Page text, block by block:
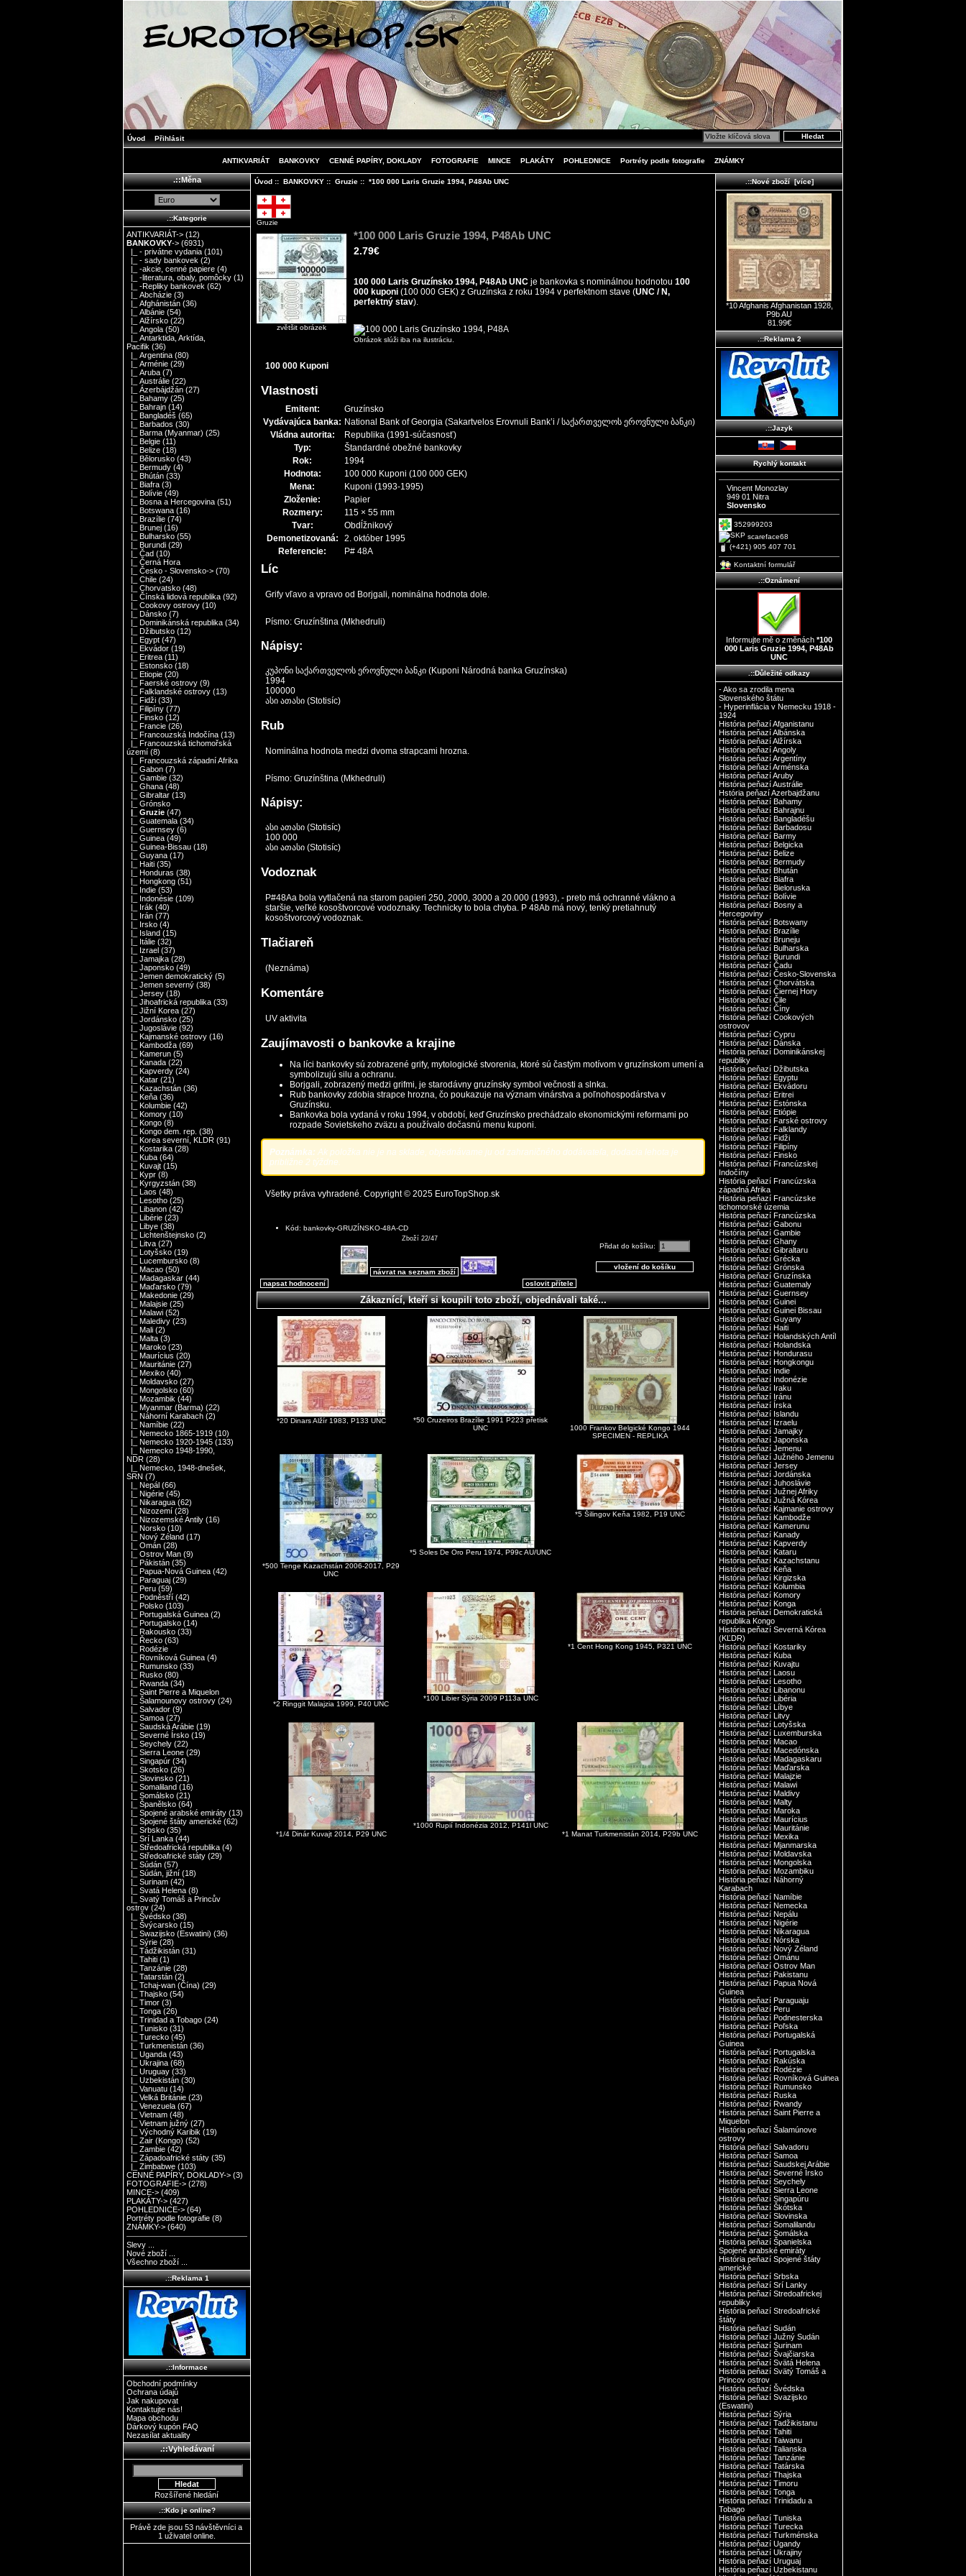
Úvod Přihlásit
ANTIKVARIÁT BANKOVKY CENNÉ PAPÍRY, DOKLADY FOTOGRAFIE MINCE PLAKÁTY POHLEDNICE Portréty podle fotografie ZNÁMKY
.::Měna
.::Kategorie
ANTIKVARIÁT-> (12)
BANKOVKY-> (6931)
|_ - privátne vydania (101)
|_ - sady bankovek (2)
|_ -akcie, cenné papiere (4)
|_ -literatura, obaly, pomôcky (1)
|_ -Repliky bankovek (62)
|_ Abcházie (3)
|_ Afghánistán (36)
|_ Albánie (54)
|_ Alžírsko (22)
|_ Angola (50)
|_ Antarktida, Arktída,
Pacifik (36)
|_ Argentina (80)
|_ Arménie (29)
|_ Aruba (7)
|_ Austrálie (22)
|_ Ázerbájdžán (27)
|_ Bahamy (25)
|_ Bahrajn (14)
|_ Bangladéš (65)
|_ Barbados (30)
|_ Barma (Myanmar) (25)
|_ Belgie (11)
|_ Belize (18)
|_ Bělorusko (43)
|_ Bermudy (4)
|_ Bhútán (33)
|_ Biafra (3)
|_ Bolívie (49)
|_ Bosna a Hercegovina (51)
|_ Botswana (16)
|_ Brazílie (74)
|_ Brunej (16)
|_ Bulharsko (55)
|_ Burundi (29)
|_ Čad (10)
|_ Černá Hora
|_ Česko - Slovensko-> (70)
|_ Chile (24)
|_ Chorvatsko (48)
|_ Čínská lidová republika (92)
|_ Cookovy ostrovy (10)
|_ Dánsko (7)
|_ Dominikánská republika (34)
|_ Džibutsko (12)
|_ Egypt (47)
|_ Ekvádor (19)
|_ Eritrea (11)
|_ Estonsko (18)
|_ Etiopie (20)
|_ Faerské ostrovy (9)
|_ Falklandské ostrovy (13)
|_ Fidži (33)
|_ Filipíny (77)
|_ Finsko (12)
|_ Francie (26)
|_ Francouzská Indočína (13)
|_ Francouzská tichomořská
území (8)
|_ Francouzská západní Afrika
|_ Gabon (7)
|_ Gambie (32)
|_ Ghana (48)
|_ Gibraltar (13)
|_ Grónsko
|_ Gruzie (47)
|_ Guatemala (34)
|_ Guernsey (6)
|_ Guinea (49)
|_ Guinea-Bissau (18)
|_ Guyana (17)
|_ Haiti (35)
|_ Honduras (38)
|_ Hongkong (51)
|_ Indie (53)
|_ Indonésie (109)
|_ Irák (40)
|_ Irán (77)
|_ Irsko (4)
|_ Island (15)
|_ Itálie (32)
|_ Izrael (37)
|_ Jamajka (28)
|_ Japonsko (49)
|_ Jemen demokratický (5)
|_ Jemen severný (38)
|_ Jersey (18)
|_ Jihoafrická republika (33)
|_ Jižní Korea (27)
|_ Jordánsko (25)
|_ Jugoslávie (92)
|_ Kajmanské ostrovy (16)
|_ Kambodža (69)
|_ Kamerun (5)
|_ Kanada (22)
|_ Kapverdy (24)
|_ Katar (21)
|_ Kazachstán (36)
|_ Keňa (36)
|_ Kolumbie (42)
|_ Komory (10)
|_ Kongo (8)
|_ Kongo dem. rep. (38)
|_ Korea severní, KLDR (91)
|_ Kostarika (28)
|_ Kuba (64)
|_ Kuvajt (15)
|_ Kypr (8)
|_ Kyrgyzstán (38)
|_ Laos (48)
|_ Lesotho (25)
|_ Libanon (42)
|_ Libérie (23)
|_ Libye (38)
|_ Lichtenštejnsko (2)
|_ Litva (27)
|_ Lotyšsko (19)
|_ Lucembursko (8)
|_ Macao (50)
|_ Madagaskar (44)
|_ Maďarsko (79)
|_ Makedonie (29)
|_ Malajsie (25)
|_ Malawi (52)
|_ Maledivy (23)
|_ Mali (2)
|_ Malta (3)
|_ Maroko (23)
|_ Maurícius (20)
|_ Mauritánie (27)
|_ Mexiko (40)
|_ Moldavsko (27)
|_ Mongolsko (60)
|_ Mozambik (44)
|_ Myanmar (Barma) (22)
|_ Náhorní Karabach (2)
|_ Namíbie (22)
|_ Nemecko 1865-1919 (10)
|_ Nemecko 1920-1945 (133)
|_ Nemecko 1948-1990,
NDR (28)
|_ Nemecko, 1948-dnešek,
SRN (7)
|_ Nepál (66)
|_ Nigérie (45)
|_ Nikaragua (62)
|_ Nizozemí (28)
|_ Nizozemské Antily (16)
|_ Norsko (10)
|_ Nový Zéland (17)
|_ Omán (28)
|_ Ostrov Man (9)
|_ Pákistán (35)
|_ Papua-Nová Guinea (42)
|_ Paraguaj (29)
|_ Peru (59)
|_ Podněstří (42)
|_ Polsko (103)
|_ Portugalská Guinea (2)
|_ Portugalsko (14)
|_ Rakousko (33)
|_ Řecko (63)
|_ Rodézie
|_ Rovníková Guinea (4)
|_ Rumunsko (33)
|_ Rusko (80)
|_ Rwanda (34)
|_ Saint Pierre a Miquelon
|_ Šalamounovy ostrovy (24)
|_ Salvador (9)
|_ Samoa (27)
|_ Saudská Arábie (19)
|_ Severné Írsko (19)
|_ Seychely (22)
|_ Sierra Leone (29)
|_ Singapúr (34)
|_ Skotsko (26)
|_ Slovinsko (21)
|_ Somaliland (16)
|_ Somálsko (21)
|_ Španělsko (64)
|_ Spojené arabské emiráty (13)
|_ Spojené štáty americké (62)
|_ Srbsko (35)
|_ Srí Lanka (44)
|_ Středoafrická republika (4)
|_ Středoafrické státy (29)
|_ Súdán (57)
|_ Súdán, jižní (18)
|_ Surinam (42)
|_ Svatá Helena (8)
|_ Svatý Tomáš a Princův
ostrov (24)
|_ Švédsko (38)
|_ Švýcarsko (15)
|_ Swazijsko (Eswatini) (36)
|_ Sýrie (28)
|_ Tádžikistán (31)
|_ Tahiti (1)
|_ Tanzánie (28)
|_ Tatarstán (2)
|_ Tchaj-wan (Čína) (29)
|_ Thajsko (54)
|_ Timor (3)
|_ Tonga (26)
|_ Trinidad a Tobago (24)
|_ Tunisko (31)
|_ Turecko (45)
|_ Turkmenistán (36)
|_ Uganda (43)
|_ Ukrajina (68)
|_ Uruguay (33)
|_ Uzbekistán (30)
|_ Vanuatu (14)
|_ Velká Británie (23)
|_ Venezuela (67)
|_ Vietnam (48)
|_ Vietnam južný (27)
|_ Východný Karibik (19)
|_ Zair (Kongo) (52)
|_ Zambie (42)
|_ Západoafrické státy (35)
|_ Zimbabwe (103)
CENNÉ PAPÍRY, DOKLADY-> (3)
FOTOGRAFIE-> (278)
MINCE-> (409)
PLAKÁTY-> (427)
POHLEDNICE-> (64)
Portréty podle fotografie (8)
ZNÁMKY-> (640)
Slevy ...
Nové zboží ...
Všechno zboží ...
.::Reklama 1
.::Informace
Obchodní podmínky
Ochrana údajů
Jak nakupovat
Kontaktujte nás!
Mapa obchodu
Dárkový kupón FAQ
Nezasílat aktuality
.::Vyhledávaní
Rozšířené hledání
.::Kdo je online?
Právě zde jsou 53 návštěvníci a
1 uživatel online.
Úvod:: BANKOVKY:: Gruzie:: *100 000 Laris Gruzie 1994, P48Ab UNC
Gruzie
zvětšit obrázek
*100 000 Laris Gruzie 1994, P48Ab UNC
2.79€
100 000 Laris Gruzínsko 1994, P48Ab UNC je bankovka s nominálnou hodnotou 100
000 kuponi (100 000 GEK) z Gruzínska z roku 1994 v perfektnom stave (UNC / N,
perfektný stav).
Obrázok slúži iba na ilustráciu.
100 000 Kuponi
Vlastnosti
Emitent:
Gruzínsko
Vydávajúca banka: National Bank of Georgia (Sakartvelos Erovnuli Bank’i / საქართველოს ეროვნული ბანკი)
Vládna autorita:
Republika (1991-súčasnosť)
Typ:
Štandardné obežné bankovky
Rok:
1994
Hodnota:
100 000 Kuponi (100 000 GEK)
Mena:
Kuponi (1993-1995)
Zloženie:
Papier
Rozmery:
115 × 55 mm
Tvar:
Obdĺžnikový
Demonetizovaná:
2. október 1995
Referencie:
P# 48A
Líc
Grify vľavo a vpravo od Borjgali, nominálna hodnota dole.
Písmo: Gruzínština (Mkhedruli)
Nápisy:
კუპონი საქართველოს ეროვნული ბანკი (Kuponi Národná banka Gruzínska)
1994
100000
ასი ათასი (Stotisíc)
Rub
Nominálna hodnota medzi dvoma strapcami hrozna.
Písmo: Gruzínština (Mkhedruli)
Nápisy:
ასი ათასი (Stotisíc)
100 000
ასი ათასი (Stotisíc)
Vodoznak
P#48Aa bola vytlačená na starom papieri 250, 2000, 3000 a 20.000 (1993), - preto má ochranné vlákno a
staršie, veľké kosoštvorcové vodoznaky. Technicky to bola chyba. P 48Ab má nový, tenký pretiahnutý
kosoštvorcový vodoznak.
Tlačiareň
(Neznáma)
Komentáre
UV aktivita
Zaujímavosti o bankovke a krajine
Na líci bankovky sú zobrazené grify, mytologické stvorenia, ktoré sú častým motívom v gruzínskom umení a
symbolizujú silu a ochranu.
Borjgali, zobrazený medzi grifmi, je starodávny gruzínsky symbol večnosti a slnka.
Rub bankovky zdobia strapce hrozna, čo poukazuje na význam vinárstva a poľnohospodárstva v
Gruzínsku.
Bankovka bola vydaná v roku 1994, v období, keď Gruzínsko prechádzalo ekonomickými reformami po
rozpade Sovietskeho zväzu a používalo dočasnú menu kuponi.
Poznámka: Ak položka nie je na sklade, objednávame ju od zahraničného dodávateľa, dodacia lehota je
približne 2 týždne.
Všetky práva vyhradené. Copyright © 2025 EuroTopShop.sk
Přidat do košíku:
Kód: bankovky-GRUZÍNSKO-48A-CD
Zboží 22/47
návrat na seznam zboží
oslovit přítele
napsat hodnocení
Zákaznící, kteří si koupili toto zboží, objednávali také...
*20 Dinars Alžír 1983, P133 UNC
*50 Cruzeiros Brazílie 1991 P223 přetisk
UNC
1000 Frankov Belgické Kongo 1944
SPECIMEN - REPLIKA
*500 Tenge Kazachstán 2006-2017, P29
UNC
*5 Soles De Oro Peru 1974, P99c AU/UNC
*5 Šilingov Keňa 1982, P19 UNC
*2 Ringgit Malajzia 1999, P40 UNC
*100 Libier Sýria 2009 P113a UNC
*1 Cent Hong Kong 1945, P321 UNC
*1/4 Dinár Kuvajt 2014, P29 UNC
*1000 Rupií Indonézia 2012, P141l UNC
*1 Manat Turkmenistán 2014, P29b UNC
.::Nové zboží [více]
*10 Afghanis Afghanistan 1928,
P9b AU
81.99€
.::Reklama 2
.::Jazyk
Rychlý kontakt
Vincent Monozlay
949 01 Nitra
Slovensko
352999203
scareface68
(+421) 905 407 701
Kontaktní formulář
.::Oznámení
Informujte mě o změnách *100
000 Laris Gruzie 1994, P48Ab
UNC
.::Důležité odkazy
- Ako sa zrodila mena
Slovenského štátu
- Hyperinflácia v Nemecku 1918 -
1924
História peňazí Afganistanu
História peňazí Albánska
História peňazí Alžírska
História peňazí Angoly
História peňazí Argentíny
História peňazí Arménska
História peňazí Aruby
História peňazí Austrálie
Hstória peňazí Azerbajdžanu
História peňazí Bahamy
História peňazí Bahrajnu
História peňazí Bangladéšu
História peňazí Barbadosu
História peňazí Barmy
História peňazí Belgicka
História peňazí Belize
História peňazí Bermudy
História peňazí Bhután
História peňazí Biafra
História peňazí Bieloruska
História peňazí Bolívie
História peňazí Bosny a
Hercegoviny
História peňazí Botswany
História peňazí Brazílie
História peňazí Bruneju
História peňazí Bulharska
História peňazí Burundi
História peňazí Čadu
História peňazí Česko-Slovenska
História peňazí Chorvátska
História peňazí Čiernej Hory
História peňazí Čile
História peňazí Číny
História peňazí Cookových
ostrovov
História peňazí Cypru
História peňazí Dánska
História peňazí Dominikánskej
republiky
História peňazí Džibutska
História peňazí Egyptu
História peňazí Ekvádoru
História peňazí Eritrei
História peňazí Estónska
História peňazí Etiópie
História peňazí Farské ostrovy
História peňazí Falklandy
História peňazí Fidži
História peňazí Filipíny
História peňazí Finsko
História peňazí Francúzskej
Indočíny
História peňazí Francúzska
západná Afrika
História peňazí Francúzske
tichomorské územia
História peňazí Francúzska
História peňazí Gabonu
História peňazí Gambie
História peňazí Ghany
História peňazí Gibraltaru
História peňazí Grécka
História peňazí Grónska
História peňazí Gruzínska
História peňazí Guatemaly
História peňazí Guernsey
História peňazí Guinei
História peňazí Guinei Bissau
História peňazí Guyany
História peňazí Haiti
História peňazí Holandských Antíl
História peňazí Holandska
História peňazí Hondurasu
História peňazí Hongkongu
História peňazí Indie
História peňazí Indonézie
História peňazí Iraku
História peňazí Iránu
História peňazí Írska
História peňazí Islandu
História peňazí Izraelu
História peňazí Jamajky
História peňazí Japonska
História peňazí Jemenu
História peňazí Južného Jemenu
História peňazí Jersey
História peňazí Jordánska
História peňazí Juhoslávie
História peňazí Južnej Afriky
História peňazí Južná Kórea
História peňazí Kajmanie ostrovy
História peňazí Kambodže
História peňazí Kamerunu
História peňazí Kanady
História peňazí Kapverdy
História peňazí Kataru
História peňazí Kazachstanu
História peňazí Keňa
História peňazí Kirgizska
História peňazí Kolumbia
História peňazí Komory
História peňazí Konga
História peňazí Demokratická
republika Kongo
História peňazí Severná Kórea
(KĽDR)
História peňazí Kostariky
História peňazí Kuba
História peňazí Kuvajtu
História peňazí Laosu
História peňazí Lesotho
História peňazí Libanonu
História peňazí Libéria
História peňazí Líbye
História peňazí Litvy
História peňazí Lotyšska
História peňazí Luxemburska
História peňazí Macao
História peňazí Macedónska
História peňazí Madagaskaru
História peňazí Maďarska
História peňazí Malajzie
História peňazí Malawi
História peňazí Maldivy
História peňazí Malty
História peňazí Maroka
História peňazí Maurícius
História peňazí Mauritánie
História peňazí Mexika
História peňazí Mjanmarska
História peňazí Moldavska
História peňazí Mongolska
História peňazí Mozambiku
História peňazí Náhorný
Karabach
História peňazí Namíbie
História peňazí Nemecka
História peňazí Nepálu
História peňazí Nigérie
História peňazí Nikaragua
História peňazí Nórska
História peňazí Nový Zéland
História peňazí Ománu
História peňazí Ostrov Man
História peňazí Pakistanu
História peňazí Papua Nová
Guinea
História peňazí Paraguaju
História peňazí Peru
História peňazí Podnesterska
História peňazí Poľska
História peňazí Portugalská
Guinea
História peňazí Portugalska
História peňazí Rakúska
História peňazí Rodézie
História peňazí Rovníková Guinea
História peňazí Rumunsko
História peňazí Ruska
História peňazí Rwandy
História peňazí Saint Pierre a
Miquelon
História peňazí Šalamúnove
ostrovy
História peňazí Salvadoru
História peňazí Samoa
História peňazí Saudskej Arábie
História peňazí Severné Írsko
História peňazí Seychely
História peňazí Sierra Leone
História peňazí Singapúru
História peňazí Škótska
História peňazí Slovinska
História peňazí Somalilandu
História peňazí Somálska
História peňazí Španielska
Spojené arabské emiráty
História peňazí Spojené štáty
americké
História peňazí Srbska
História peňazí Srí Lanky
História peňazí Stredoafrickej
republiky
História peňazí Stredoafrické
štáty
História peňazí Sudán
História peňazí Južný Sudán
História peňazí Surinam
História peňazí Švajčiarska
História peňazí Svätá Helena
História peňazí Svätý Tomáš a
Princov ostrov
História peňazí Švédska
História peňazí Svazijsko
(Eswatini)
História peňazí Sýria
História peňazí Tadžikistanu
História peňazí Tahiti
História peňazí Taiwanu
História peňazí Talianska
História peňazí Tanzánie
História peňazí Tatárska
História peňazí Thajska
História peňazí Timoru
História peňazí Tonga
História peňazí Trinidadu a
Tobago
História peňazí Tuniska
História peňazí Turecka
História peňazí Turkménska
História peňazí Ugandy
História peňazí Ukrajiny
História peňazí Uruguaj
História peňazí Uzbekistanu